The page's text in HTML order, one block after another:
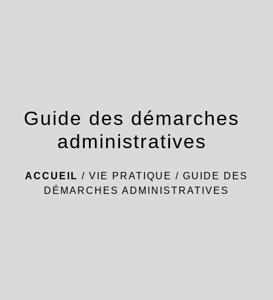
Guide des démarches
administratives
ACCUEIL / VIE PRATIQUE / GUIDE DES
DÉMARCHES ADMINISTRATIVES